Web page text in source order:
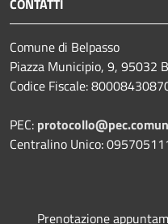
CONTATTI
Comune di Belpasso
Piazza Municipio, 9, 95032
Codice Fiscale:
PEC:
Centralino Unico:
Prenotazione